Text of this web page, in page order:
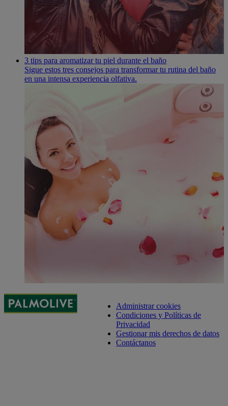
3 tips para aromatizar tu piel durante el baño
Sigue estos tres consejos para transformar tu rutina del baño
en una intensa experiencia olfativa.
Administrar cookies
Condiciones y Políticas de
Privacidad
Gestionar mis derechos de datos
Contáctanos